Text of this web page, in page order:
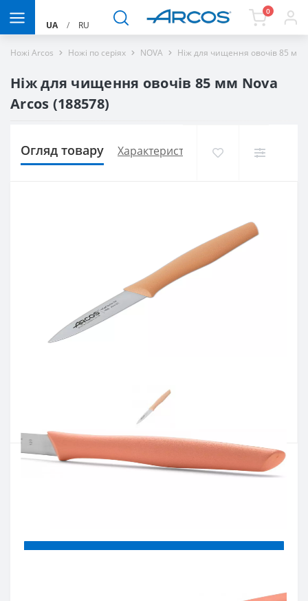
UA / RU
0
Ножі Arcos Ножі по серіях NOVA Ніж для чищення овочів 85 мм
Ніж для чищення овочів 85 мм Nova
Arcos (188578)
Огляд товару Характеристики Доставка і
Артикул:188578